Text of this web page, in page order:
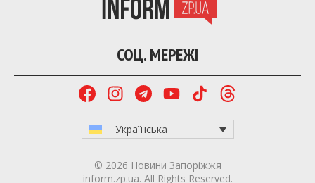
СОЦ. МЕРЕЖІ
Українська
© 2026 Новини Запоріжжя
inform.zp.ua. All Rights Reserved.